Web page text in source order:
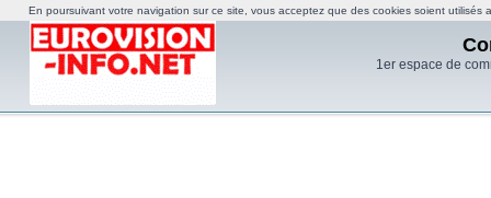
1er espace de
En poursuivant votre navigation sur ce site, vous acceptez que des cookies soient